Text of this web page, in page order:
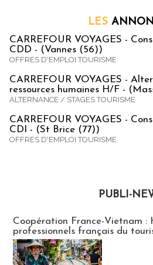
LES
CARREFOUR VOYAGES -
CDD - (Vannes (56))
OFFRES D'EMPLOI TOURISME
CARREFOUR VOYAGES -
ressources humaines H/F -
ALTERNANCE / STAGES TOURISME
CARREFOUR VOYAGES -
CDI - (St Brice (77))
OFFRES D'EMPLOI TOURISME
PUBLI-
Coopération France-Vietnam :
professionnels français du